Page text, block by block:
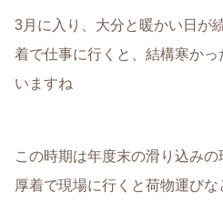
3月に入り、大分と暖かい日が
着で仕事に行くと、結構寒か
いますね
この時期は年度末の滑り込み
厚着で現場に行くと荷物運び